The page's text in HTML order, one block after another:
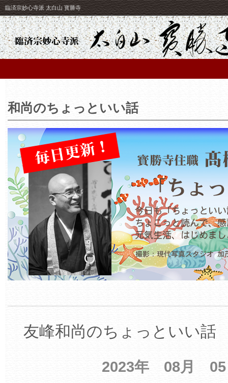
臨済宗妙心寺派 太白山 寳勝寺
和尚のちょっといい話
友峰和尚のちょっといい話
2023年 08月